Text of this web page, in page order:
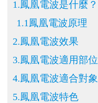
1.鳳凰電波是什麼？
1.1鳳凰電波原理
2.鳳凰電波效果
3.鳳凰電波適用部位
4.鳳凰電波適合對象
5.鳳凰電波特色